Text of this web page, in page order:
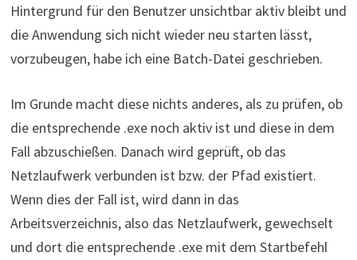
Hintergrund für den Benutzer unsichtbar aktiv bleibt und
die Anwendung sich nicht wieder neu starten lässt,
vorzubeugen, habe ich eine Batch-Datei geschrieben.
Im Grunde macht diese nichts anderes, als zu prüfen, ob
die entsprechende .exe noch aktiv ist und diese in dem
Fall abzuschießen. Danach wird geprüft, ob das
Netzlaufwerk verbunden ist bzw. der Pfad existiert.
Wenn dies der Fall ist, wird dann in das
Arbeitsverzeichnis, also das Netzlaufwerk, gewechselt
und dort die entsprechende .exe mit dem Startbefehl